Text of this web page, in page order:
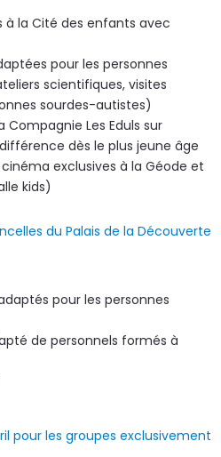
à la Cité des enfants avec
pour les personnes
scientifiques, visites
sourdes-autistes)
Compagnie Les Eduls sur
dès le plus jeune âge
exclusives à la Géode et
kids)
du Palais de la Découverte
pour les personnes
de personnels formés à
pour les groupes exclusivement